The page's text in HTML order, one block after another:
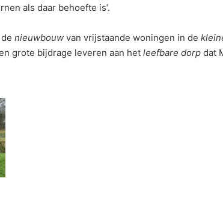
als daar behoefte is’.
nieuwbouw van vrijstaande woningen in de
grote bijdrage leveren aan het leefbare dorp dat